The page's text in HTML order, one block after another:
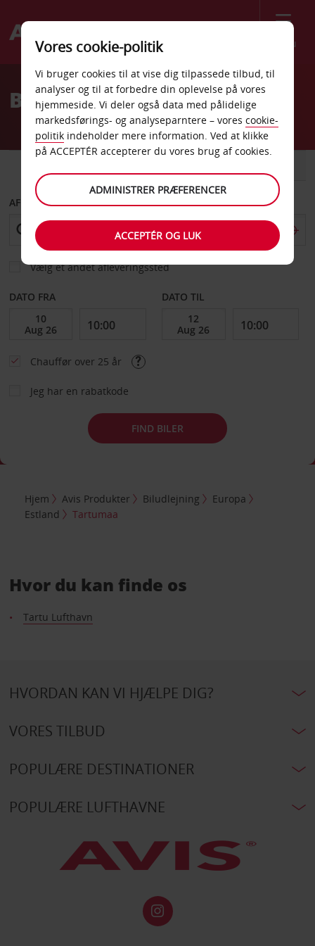
Menu
Welcome
AvisBilleje Tartumaa
AFHENT FRA
Vælg et andet afleveringssted
DATO FRA DATO TIL
Chauffør over 25 år
Jeg har en rabatkode
FIND BILER
Hjem Avis Produkter Biludlejning
Europa
Estland
Tartumaa
Hvor du kan finde os
Tartu Lufthavn
HVORDAN KAN VI HJÆLPE DIG?
VORES TILBUD
POPULÆRE DESTINATIONER
POPULÆRE LUFTHAVNE
Vores cookie-politik
Vi bruger cookies til at vise dig tilpassede tilbud, til
analyser og til at forbedre din oplevelse på vores
hjemmeside. Vi deler også data med pålidelige
markedsførings- og analyseparntere – vores cookie-
politik indeholder mere information. Ved at klikke
på ACCEPTÉR accepterer du vores brug af cookies.
ADMINISTRER PRÆFERENCER
ACCEPTÉR OG LUK